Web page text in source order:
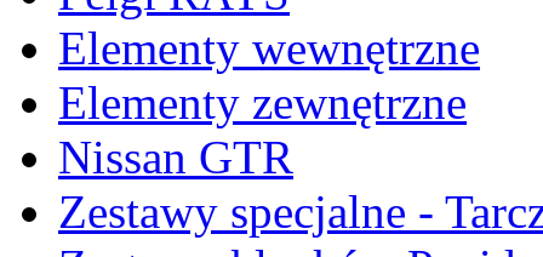
Elementy wewnętrzne
Elementy zewnętrzne
Nissan GTR
Zestawy specjalne -